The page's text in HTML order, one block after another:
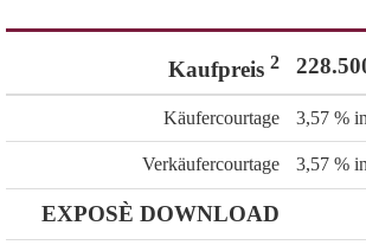
Kaufpreis 2
Käufercourtage 3,57 %
Verkäufercourtage 3,57 %
EXPOSÈ DOWNLOAD